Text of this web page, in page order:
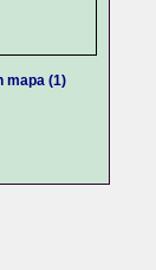
mapa (1)